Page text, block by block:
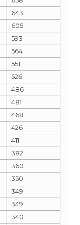
643
605
593
564
551
526
486
481
468
426
411
382
360
350
349
349
340